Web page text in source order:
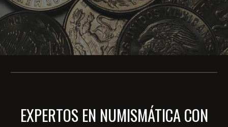
EXPERTOS EN NUMISMÁTICA CON